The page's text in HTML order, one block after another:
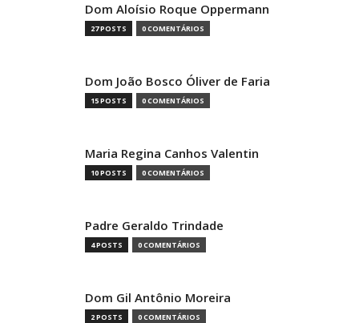
Dom Aloísio Roque Oppermann
27 POSTS 0 COMENTÁRIOS
Dom João Bosco Óliver de Faria
15 POSTS 0 COMENTÁRIOS
Maria Regina Canhos Valentin
10 POSTS 0 COMENTÁRIOS
Padre Geraldo Trindade
4 POSTS 0 COMENTÁRIOS
Dom Gil Antônio Moreira
2 POSTS 0 COMENTÁRIOS